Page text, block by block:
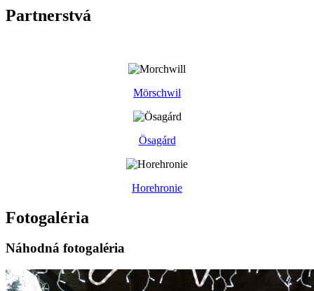
Partnerstvá
Mörschwil
Ösagárd
Horehronie
Fotogaléria
Náhodná fotogaléria